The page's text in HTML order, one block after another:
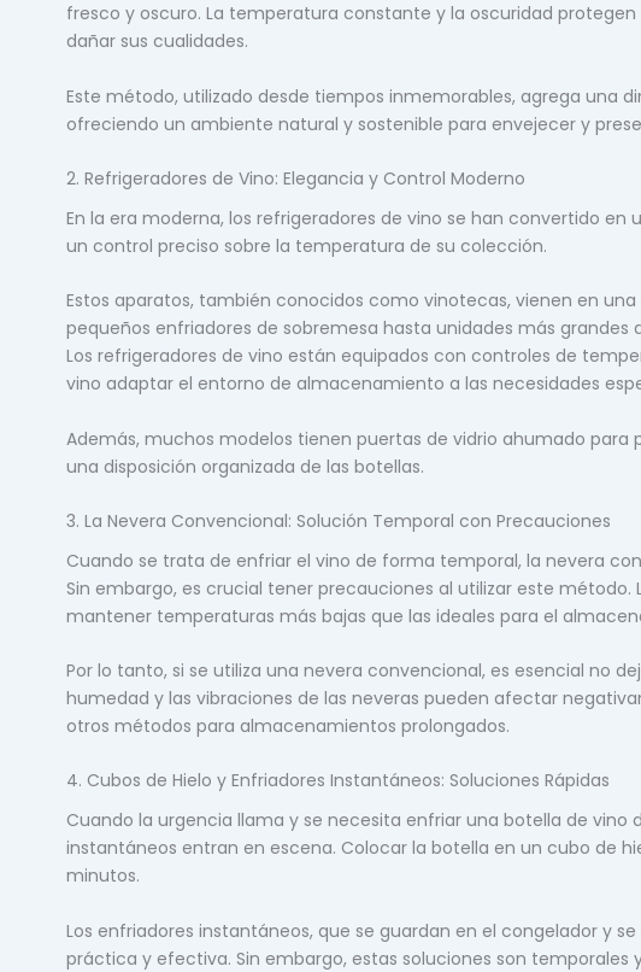
fresco y oscuro. La temperatura constante y la oscuridad
dañar sus cualidades.
Este método, utilizado desde tiempos inmemorables, agrega una
ofreciendo un ambiente natural y sostenible para envejecer y
2. Refrigeradores de Vino: Elegancia y Control Moderno
En la era moderna, los refrigeradores de vino se han convertido
un control preciso sobre la temperatura de su colección.
Estos aparatos, también conocidos como vinotecas, vienen en
pequeños enfriadores de sobremesa hasta unidades más
Los refrigeradores de vino están equipados con controles de
vino adaptar el entorno de almacenamiento a las necesidades
Además, muchos modelos tienen puertas de vidrio ahumado
una disposición organizada de las botellas.
3. La Nevera Convencional: Solución Temporal con Precauciones
Cuando se trata de enfriar el vino de forma temporal, la nevera
Sin embargo, es crucial tener precauciones al utilizar este
mantener temperaturas más bajas que las ideales para el
Por lo tanto, si se utiliza una nevera convencional, es esencial no
humedad y las vibraciones de las neveras pueden afectar
otros métodos para almacenamientos prolongados.
4. Cubos de Hielo y Enfriadores Instantáneos: Soluciones Rápidas
Cuando la urgencia llama y se necesita enfriar una botella de vino
instantáneos entran en escena. Colocar la botella en un cubo de
minutos.
Los enfriadores instantáneos, que se guardan en el congelador y
práctica y efectiva. Sin embargo, estas soluciones son